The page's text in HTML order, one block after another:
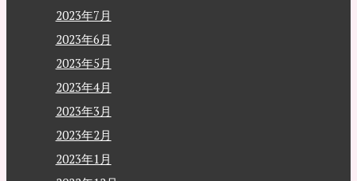
2023年7月
2023年6月
2023年5月
2023年4月
2023年3月
2023年2月
2023年1月